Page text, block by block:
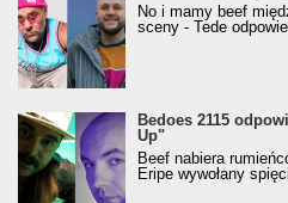
No i mamy beef
sceny - Tede
Bedoes 2115
Up"
Beef nabiera
Eripe wywołany